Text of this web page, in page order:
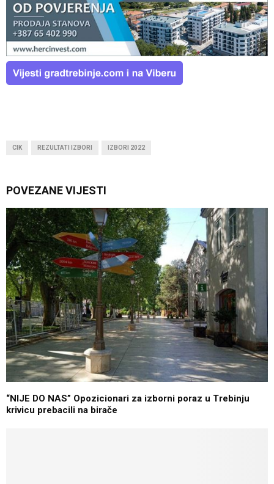
CIK REZULTATI IZBORI IZBORI 2022
POVEZANE VIJESTI
“NIJE DO NAS” Opozicionari za izborni poraz u Trebinju
krivicu prebacili na birače